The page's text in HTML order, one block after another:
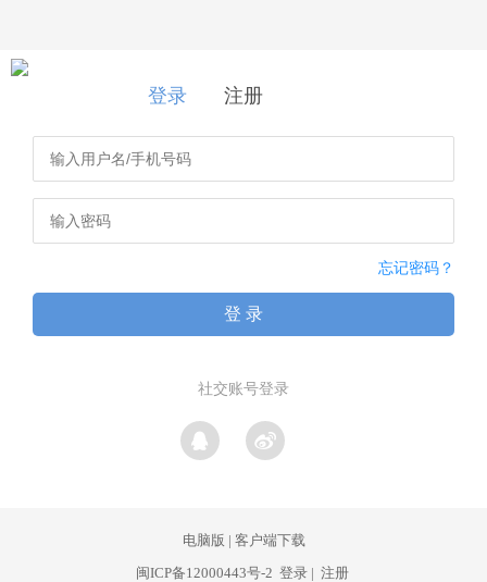
登录 注册
忘记密码？
登 录
社交账号登录
电脑版 | 客户端下载
闽ICP备12000443号-2 登录 | 注册